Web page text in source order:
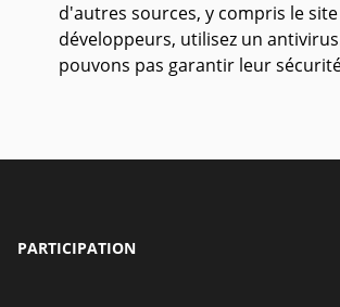
d'autres sources, y compris le
développeurs, utilisez un
pouvons pas garantir leur
PARTICIPATION